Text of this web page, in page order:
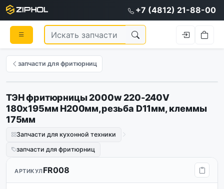
+7 (4812) 21-88-00
запчасти для фритюрниц
ТЭН фритюрницы 2000w 220-240V
180х195мм H200мм,резьба D11мм, клеммы
175мм
Запчасти для кухонной техники
запчасти для фритюрниц
АРТИКУЛFR008